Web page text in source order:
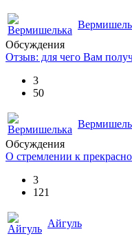
Обсуждения
Отзыв: для чего Вам
3
50
Обсуждения
О стремлении к
3
121
Айгуль